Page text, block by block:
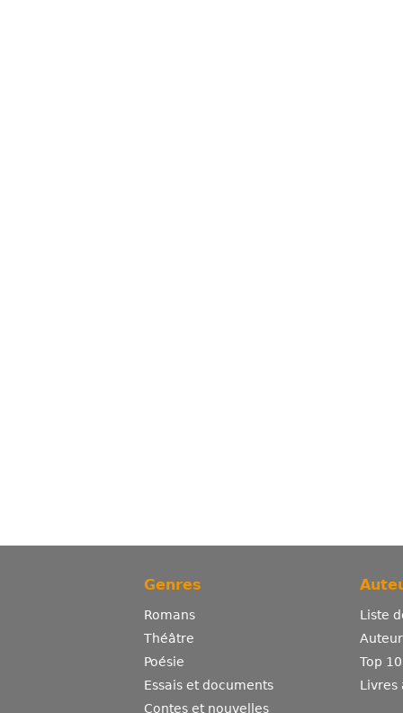
Genres
Romans
Théâtre
Poésie
Essais et documents
Contes et nouvelles
Liste
Top
Livres